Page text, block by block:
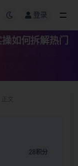
登录
如何拆解热门
28积分